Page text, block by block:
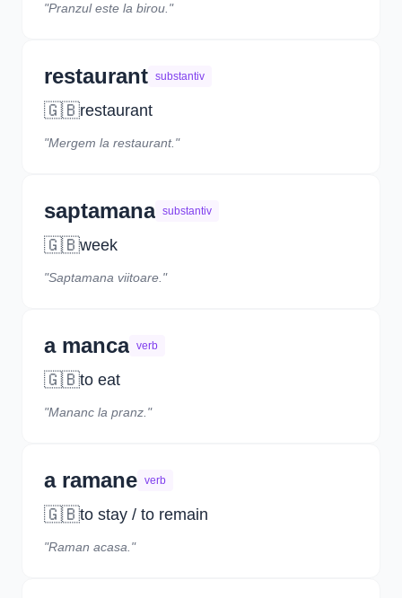
"Pranzul este la birou."
restaurant substantiv
🇬🇧restaurant
"Mergem la restaurant."
saptamana substantiv
🇬🇧week
"Saptamana viitoare."
a manca verb
🇬🇧to eat
"Mananc la pranz."
a ramane verb
🇬🇧to stay / to remain
"Raman acasa."